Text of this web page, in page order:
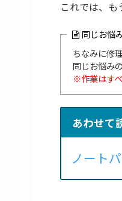
これでは、
同じお悩
ちなみに修
同じお悩み
※作業はす
あわせて
ノート